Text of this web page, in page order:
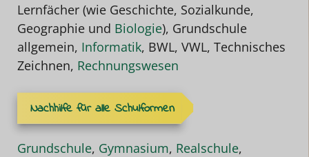
Lernfächer (wie Geschichte, Sozialkunde,
Geographie und Biologie), Grundschule
allgemein, Informatik, BWL, VWL, Technisches
Zeichnen, Rechnungswesen
Nachhilfe für alle Schulformen
Grundschule, Gymnasium, Realschule,